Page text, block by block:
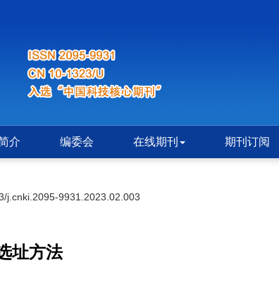
介 编委会 在线期刊 期刊订阅
j.cnki.2095-9931.2023.02.003
址方法